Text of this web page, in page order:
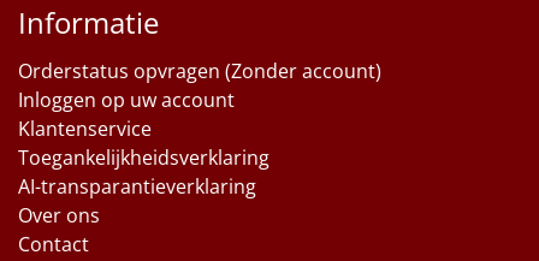
Informatie
Orderstatus opvragen (Zonder account)
Inloggen op uw account
Klantenservice
Toegankelijkheidsverklaring
AI-transparantieverklaring
Over ons
Contact